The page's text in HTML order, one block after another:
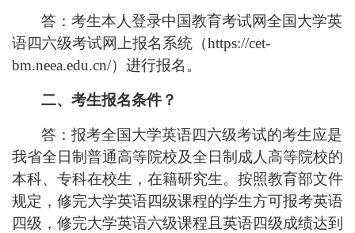
答：考生本人登录中国教育考试网全国大学英
语四六级考试网上报名系统（https://cet-
bm.neea.edu.cn/）进行报名。
二、考生报名条件？
答：报考全国大学英语四六级考试的考生应是
我省全日制普通高等院校及全日制成人高等院校的
本科、专科在校生，在籍研究生。按照教育部文件
规定，修完大学英语四级课程的学生方可报考英语
四级，修完大学英语六级课程且英语四级成绩达到